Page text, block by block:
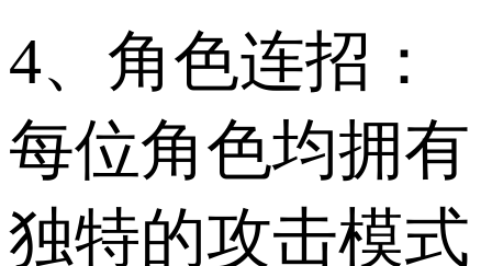
4、角色连招：
每位角色均拥有
独特的攻击模式